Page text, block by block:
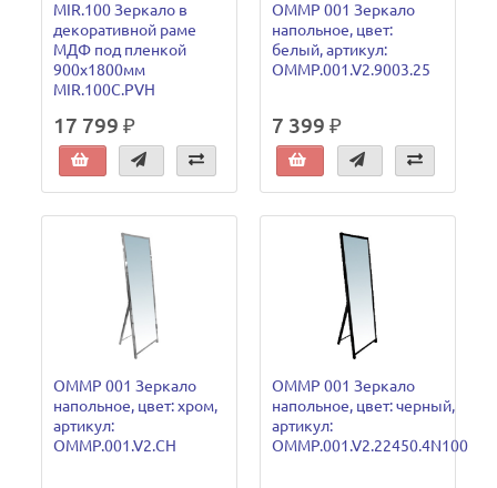
MIR.100 Зеркало в
декоративной раме
МДФ под пленкой
900х1800мм
MIR.100C.PVH
17 799 ₽
OMMP 001 Зеркало
напольное, цвет:
белый, артикул:
OMMP.001.V2.9003.25
7 399 ₽
OMMP 001 Зеркало
напольное, цвет: хром,
артикул:
OMMP.001.V2.CH
OMMP 001 Зеркало
напольное, цвет: черный,
артикул:
OMMP.001.V2.22450.4N100